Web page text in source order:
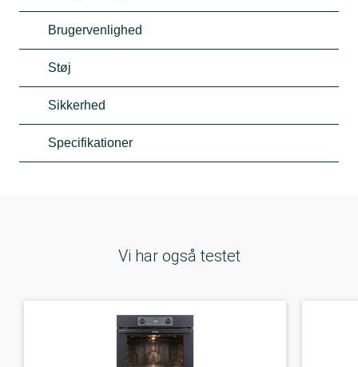
Brugervenlighed
Støj
Sikkerhed
Specifikationer
Vi har også testet